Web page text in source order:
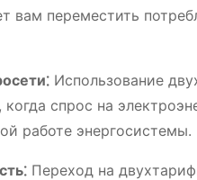
вам переместить
Использование
спрос на
работе энергосистемы.
Переход на